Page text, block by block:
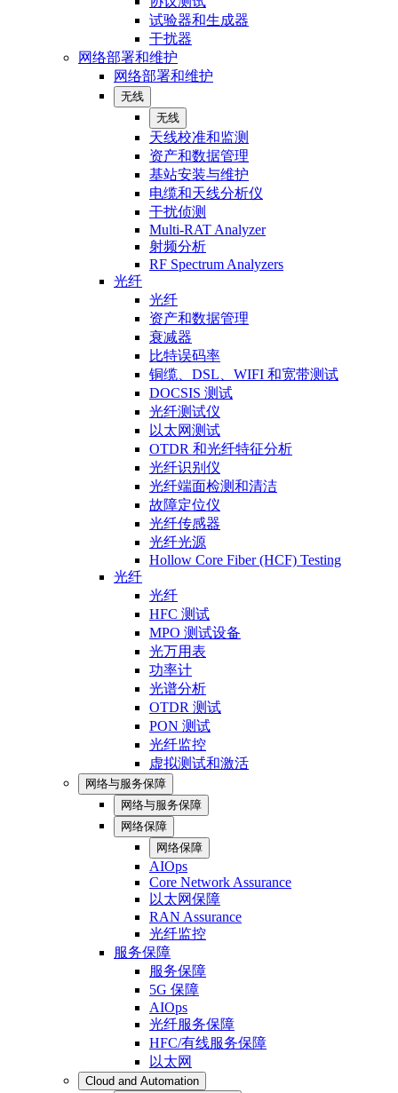
试验器和生成器
干扰器
网络部署和维护
网络部署和维护
无线
无线
天线校准和监测
资产和数据管理
基站安装与维护
电缆和天线分析仪
干扰侦测
Multi-RAT Analyzer
射频分析
RF Spectrum Analyzers
光纤
光纤
资产和数据管理
衰减器
比特误码率
铜缆、DSL、WIFI 和宽带测试
DOCSIS 测试
光纤测试仪
以太网测试
OTDR 和光纤特征分析
光纤识别仪
光纤端面检测和清洁
故障定位仪
光纤传感器
光纤光源
Hollow Core Fiber (HCF) Testing
光纤
光纤
HFC 测试
MPO 测试设备
光万用表
功率计
光谱分析
OTDR 测试
PON 测试
光纤监控
虚拟测试和激活
网络与服务保障
网络与服务保障
网络保障
网络保障
AIOps
Core Network Assurance
以太网保障
RAN Assurance
光纤监控
服务保障
服务保障
5G 保障
AIOps
光纤服务保障
HFC/有线服务保障
以太网
Cloud and Automation